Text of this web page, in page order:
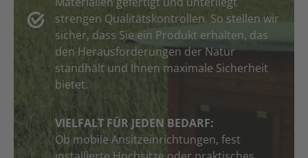
strengen Qualitätskontrollen. So stellen wir
sicher, dass Sie ein Produkt erhalten, das
den Herausforderungen der Natur
standhält und Ihnen maximale Sicherheit
bietet.
VIELFALT FÜR JEDEN BEDARF:
Ob mobile Ansitzeinrichtungen, fest